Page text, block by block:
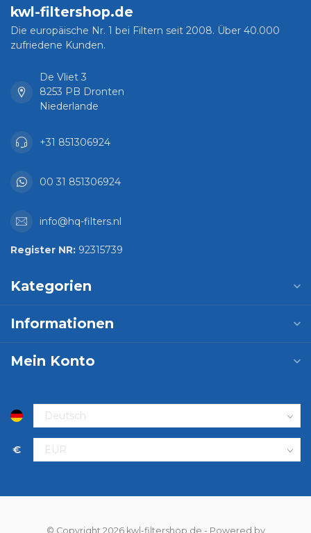
kwl-filtershop.de
Die europäische Nr. 1 bei Filtern seit 2008. Über 40.000
zufriedene Kunden.
De Vliet 3
8253 PB Dronten
Niederlande
+31 851306924
00 31 851306924
info@hq-filters.nl
Register NR: 92315739
Kategorien
Informationen
Mein Konto
€
© Copyright 2026 kwl-filtershop.de - Powered by